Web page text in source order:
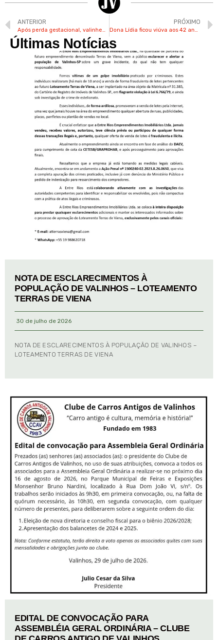
ANTERIOR PRÓXIMO
Últimas Notícias
NOTA DE ESCLARECIMENTOS À
POPULAÇÃO DE VALINHOS – LOTEAMENTO
TERRAS DE VIENA
30 de julho de 2026
NOTA DE ESCLARECIMENTOS À POPULAÇÃO DE VALINHOS –
LOTEAMENTO TERRAS DE VIENA
EDITAL DE CONVOCAÇÃO PARA
ASSEMBLÉIA GERAL ORDINÁRIA – CLUBE